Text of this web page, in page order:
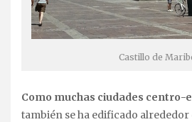
Castillo de
Como muchas ciudades centro-
también se ha edificado alrededor